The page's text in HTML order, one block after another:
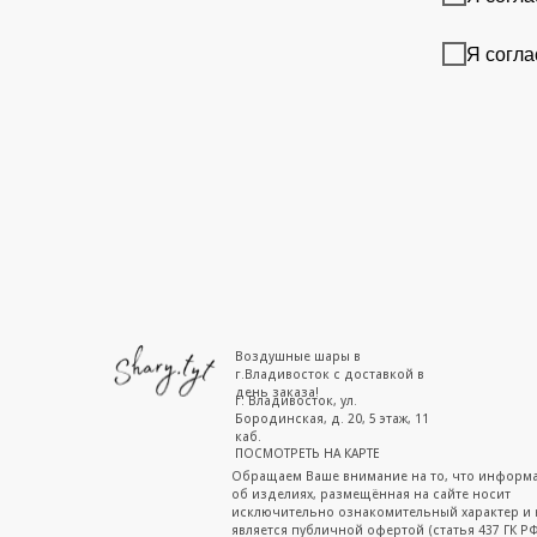
Я
г. Владивосток, ул.
Бородинская, д. 20, 5 этаж, 11
каб.
ПОСМОТРЕТЬ НА КАРТЕ
Воздушные шары в
г.Владивосток с доставкой в
день заказа!
Обращаем Ваше внимание на то, что
об изделиях, размещённая на сайте носит
исключительно ознакомительный характер и
является публичной офертой (статья 437 ГК